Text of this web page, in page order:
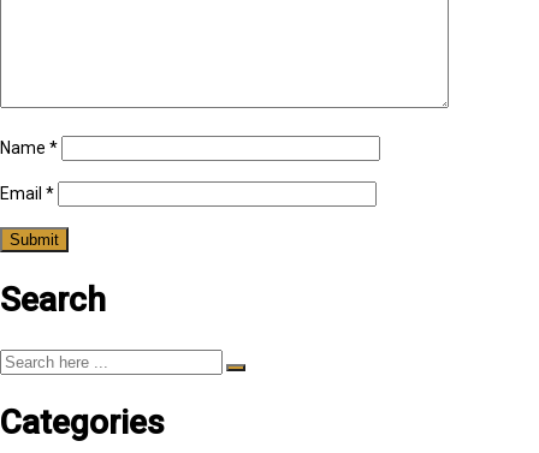
Name *
Email *
Search
Categories